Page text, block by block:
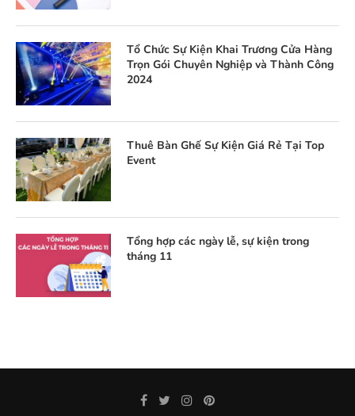
Tổ Chức Sự Kiện Khai Trương Cửa Hàng
Trọn Gói Chuyên Nghiệp và Thành Công
2024
Thuê Bàn Ghế Sự Kiện Giá Rẻ Tại Top
Event
Tổng hợp các ngày lễ, sự kiện trong
tháng 11